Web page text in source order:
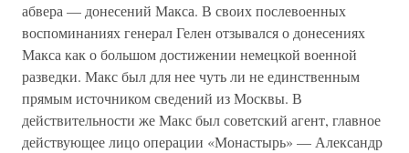
абвера — донесений Макса. В своих послевоенных
воспоминаниях генерал Гелен отзывался о донесениях
Макса как о большом достижении немецкой военной
разведки. Макс был для нее чуть ли не единственным
прямым источником сведений из Москвы. В
действительности же Макс был советский агент, главное
действующее лицо операции «Монастырь» — Александр